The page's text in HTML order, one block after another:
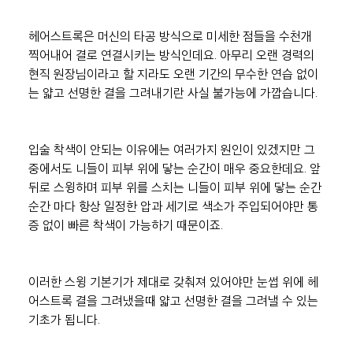
헤어스트록은 머신의 타공 방식으로 미세한 점들을 수천개
찍어내어 결로 연결시키는 방식인데요. 아무리 오랜 경력의
현직 원장님이라고 할 지라도 오랜 기간의 무수한 연습 없이
는 얇고 선명한 결을 그려내기란 사실 불가능에 가깝습니다.
입술 착색이 안되는 이유에는 여러가지 원인이 있겠지만 그
중에서도 니들이 피부 위에 닿는 순간이 매우 중요한데요. 앞
뒤로 스윙하며 피부 위를 스치는 니들이 피부 위에 닿는 순간
순간 마다 항상 일정한 압과 세기로 색소가 주입되어야만 통
증 없이 빠른 착색이 가능하기 때문이죠.
이러한 스윙 기본기가 제대로 갖춰져 있어야만 눈썹 위에 헤
어스트록 결을 그려냈을때 얇고 선명한 결을 그려낼 수 있는
기초가 됩니다.